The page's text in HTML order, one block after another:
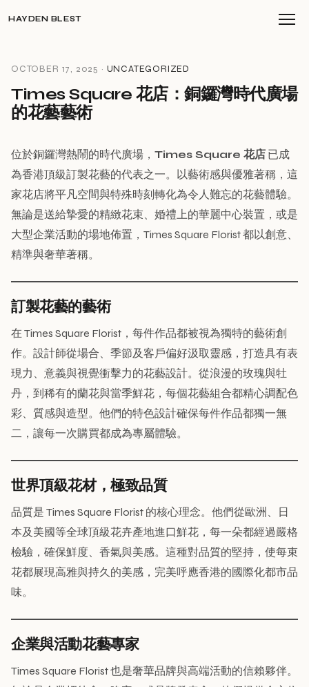
HAYDEN BLEST
OCTOBER 17, 2025 · UNCATEGORIZED
Times Square 花店：銅鑼灣時代廣場
的花藝藝術
位於銅鑼灣熱鬧的時代廣場， Times Square 花店 已成
為香港頂級訂製花藝的代表之一。以藝術感與優雅著稱，這
家花店將平凡空間與特殊時刻轉化為令人難忘的花藝體驗。
無論是送給摯愛的精緻花束、婚禮上的華麗中心裝置，或是
大型企業活動的場地佈置，Times Square Florist 都以創意、
精準與奢華著稱。
訂製花藝的藝術
在 Times Square Florist，每件作品都被視為獨特的藝術創
作。設計師從場合、季節及客戶偏好汲取靈感，打造具有表
現力、意義與視覺衝擊力的花藝設計。從浪漫的玫瑰與牡
丹，到稀有的蘭花與當季鮮花，每個花藝組合都精心調配色
彩、質感與造型。他們的特色設計確保每件作品都獨一無
二，讓每一次購買都成為專屬體驗。
世界頂級花材，極致品質
品質是 Times Square Florist 的核心理念。他們從歐洲、日
本及美國等全球頂級花卉產地進口鮮花，每一朵都經過嚴格
檢驗，確保鮮度、香氣與美感。這種對品質的堅持，使每束
花都展現高雅與持久的美感，完美呼應香港的國際化都市品
味。
企業與活動花藝專家
Times Square Florist 也是奢華品牌與高端活動的信賴夥伴。